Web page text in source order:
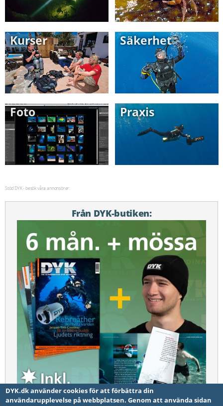
Kurser Säkerhet
Foto Praxis
Stöd DYK - besök våra annonsörer:
Från DYK-butiken:
DYK.dk använder cookies för att förbättra din
användarupplevelse på webbplatsen. Genom att använda sidan